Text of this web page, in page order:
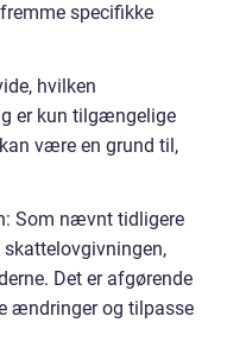
specifikke
hvilken
er kun tilgængelige
være en grund til,
Som nævnt tidligere
Det er afgørende
ændringer og tilpasse